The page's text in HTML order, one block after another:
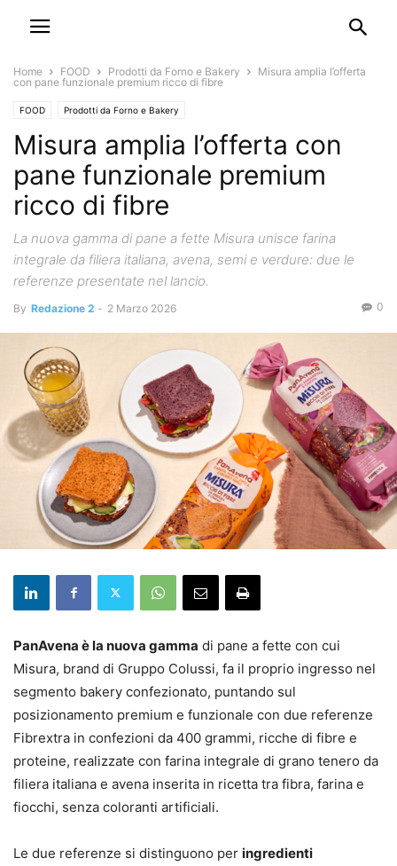
Home FOOD Prodotti da Forno e Bakery
Misura amplia l’offerta
con pane funzionale premium ricco di fibre
FOOD Prodotti da Forno e Bakery
Misura amplia l’offerta con
pane funzionale premium
ricco di fibre
La nuova gamma di pane a fette Misura unisce farina
integrale da filiera italiana, avena, semi e verdure: due le
referenze presentate nel lancio.
By Redazione 2 - 2 Marzo 2026 0
PanAvena è la nuova gamma di pane a fette con cui
Misura, brand di Gruppo Colussi, fa il proprio ingresso nel
segmento bakery confezionato, puntando sul
posizionamento premium e funzionale con due referenze
Fibrextra in confezioni da 400 grammi, ricche di fibre e
proteine, realizzate con farina integrale di grano tenero da
filiera italiana e avena inserita in ricetta tra fibra, farina e
fiocchi, senza coloranti artificiali.
Le due referenze si distinguono per ingredienti